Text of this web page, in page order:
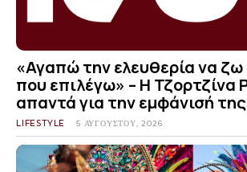
«Αγαπώ την ελευθερία να
που επιλέγω» – Η Τζορτζίνα
απαντά για την εμφάνισή της
LIFESTYLE 5 ΑΥΓΟΎΣΤΟΥ, 2026